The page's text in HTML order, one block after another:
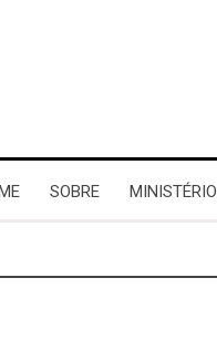
SOBRE